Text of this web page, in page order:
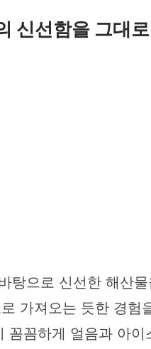
신선함을 그대로
탕으로 신선한 해산
가져오는 듯한 경
꼼꼼하게 얼음과 아